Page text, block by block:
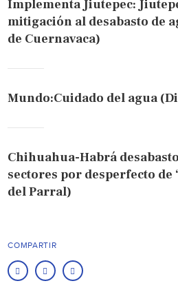
Implementa Jiutepec:
mitigación al desabasto de
de Cuernavaca)
Mundo:Cuidado del agua
Chihuahua-Habrá
sectores por desperfecto de
del Parral)
COMPARTIR